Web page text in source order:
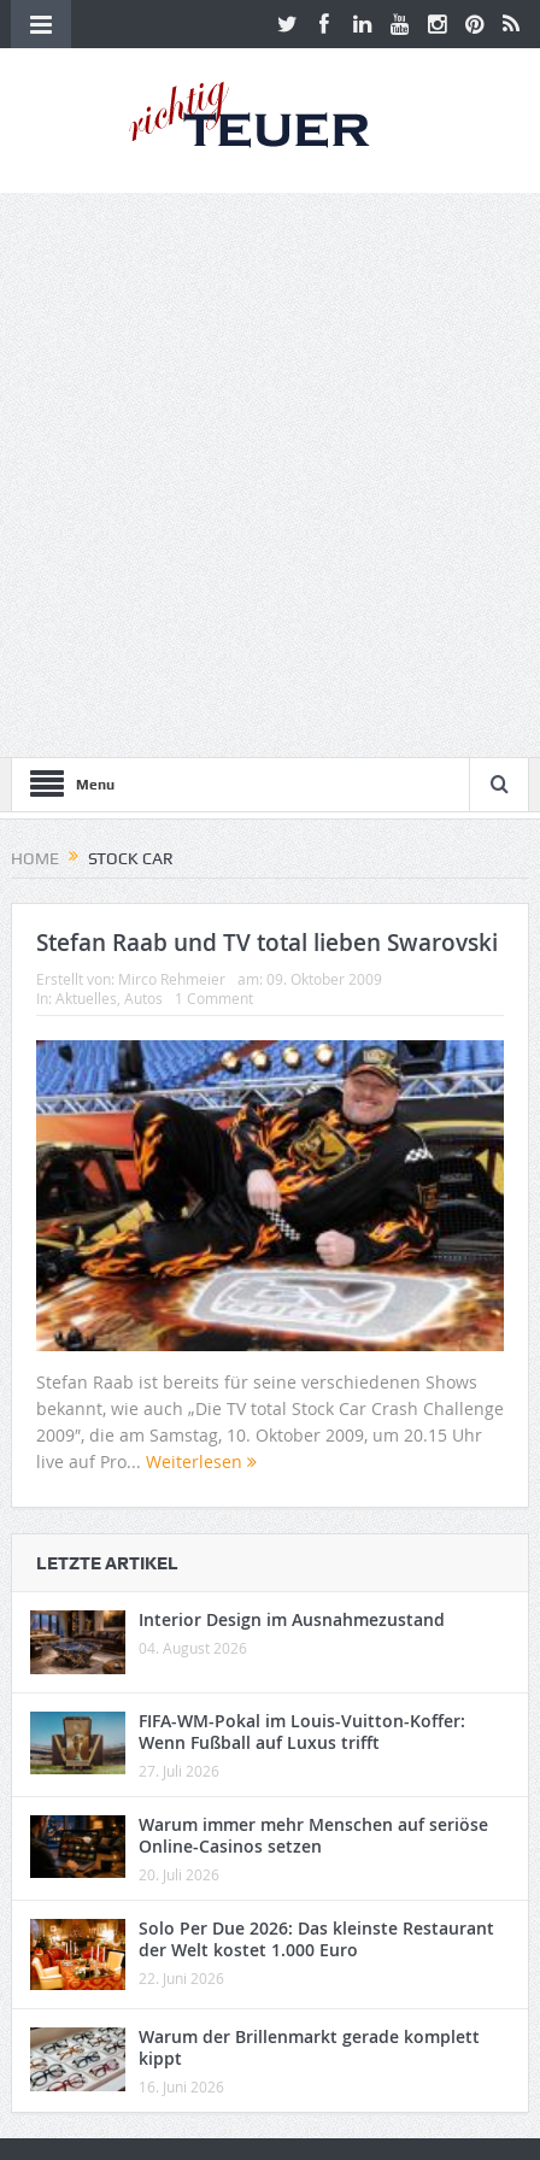
Menu
HOME STOCK CAR
Stefan Raab und TV total lieben Swarovski
Erstellt von: Mirco Rehmeier am: 09. Oktober 2009
In: Aktuelles Autos 1 Comment
Stefan Raab ist bereits für seine verschiedenen Shows
bekannt, wie auch „Die TV total Stock Car Crash Challenge
2009″, die am Samstag, 10. Oktober 2009, um 20.15 Uhr
live auf Pro... Weiterlesen
LETZTE ARTIKEL
Interior Design im Ausnahmezustand
04. August 2026
FIFA-WM-Pokal im Louis-Vuitton-Koffer:
Wenn Fußball auf Luxus trifft
27. Juli 2026
Warum immer mehr Menschen auf seriöse
Online-Casinos setzen
20. Juli 2026
Solo Per Due 2026: Das kleinste Restaurant
der Welt kostet 1.000 Euro
22. Juni 2026
Warum der Brillenmarkt gerade komplett
kippt
16. Juni 2026